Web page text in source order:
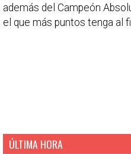
además del Campeón
el que más puntos tenga al
ÚLTIMA HORA